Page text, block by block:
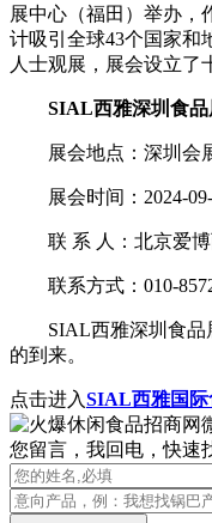
展中心（福田）举办，
计吸引全球43个国家和
人士观展，展会设立了
SIAL西雅深圳食品
展会地点：深圳会
展会时间：2024-
联 系 人：北京爱
联系方式：010-
SIAL西雅深圳食
的到来。
点击进入SIAL西雅国际
您留言，我回电，快速